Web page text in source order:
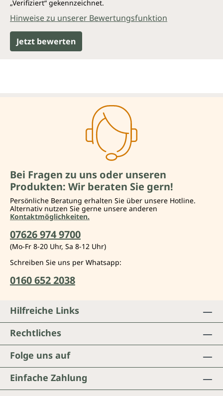
„Verifiziert“ gekennzeichnet.
Hinweise zu unserer Bewertungsfunktion
Jetzt bewerten
Bei Fragen zu uns oder unseren
Produkten: Wir beraten Sie gern!
Persönliche Beratung erhalten Sie über unsere Hotline.
Alternativ nutzen Sie gerne unsere anderen
Kontaktmöglichkeiten.
07626 974 9700
(Mo-Fr 8-20 Uhr, Sa 8-12 Uhr)
Schreiben Sie uns per Whatsapp:
0160 652 2038
Folge uns auf
Einfache Zahlung
Hilfreiche Links
Rechtliches